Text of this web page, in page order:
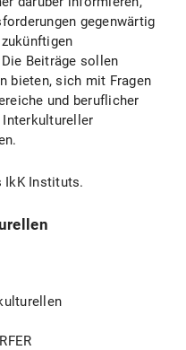
gegenwärtig
Beiträge sollen
bieten, sich mit Fragen
und beruflicher
IkK Instituts.